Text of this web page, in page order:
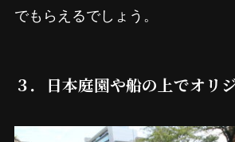
でもらえるでしょう。
３．日本庭園や船の上でオリ